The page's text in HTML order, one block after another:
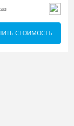
СТОИМОСТЬ